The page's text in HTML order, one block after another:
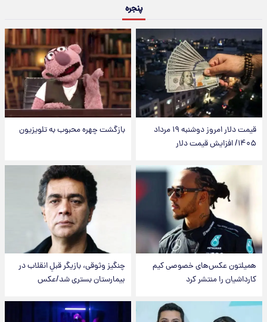
پنجره
قیمت دلار امروز دوشنبه ۱۹ مرداد
۱۴۰۵/ افزایش قیمت دلار
بازگشت چهره محبوب به تلویزیون
همیلتون عکس‌های خصوصی کیم‌
کارداشیان را منتشر کرد
چنگیز وثوقی، بازیگر قبلِ انقلاب در
بیمارستان بستری شد/عکس